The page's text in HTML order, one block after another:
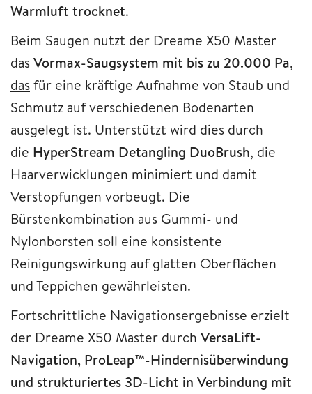
Warmluft trocknet.
Beim Saugen nutzt der Dreame X50 Master
dasVormax-Saugsystem mit bis zu 20.000 Pa,
dasfür eine kräftige Aufnahme von Staub und
Schmutz auf verschiedenen Bodenarten
ausgelegt ist. Unterstützt wird dies durch
die HyperStream Detangling DuoBrush, die
Haarverwicklungen minimiert und damit
Verstopfungen vorbeugt. Die
Bürstenkombination aus Gummi- und
Nylonborsten soll eine konsistente
Reinigungswirkung auf glatten Oberflächen
und Teppichen gewährleisten.
Fortschrittliche Navigationsergebnisse erzielt
der Dreame X50 Master durch VersaLift-
Navigation, ProLeap™-Hindernisüberwindung
und strukturiertes 3D-Licht in Verbindung mit